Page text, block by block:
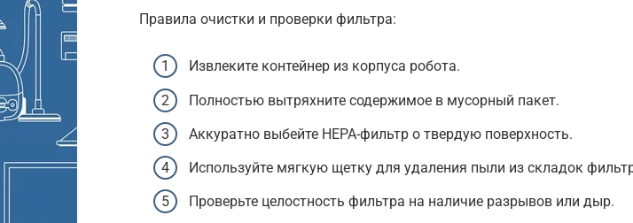
Правила очистки и проверки фильтра:
Извлеките контейнер из корпуса робота.
Полностью вытряхните содержимое в мусорный пакет.
Аккуратно выбейте HEPA-фильтр о твердую поверхность.
Используйте мягкую щетку для удаления пыли из складок
Проверьте целостность фильтра на наличие разрывов или дыр.